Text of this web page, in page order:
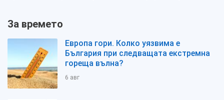
За времето
Европа гори. Колко уязвима е
България при следващата екстремна
гореща вълна?
6 авг